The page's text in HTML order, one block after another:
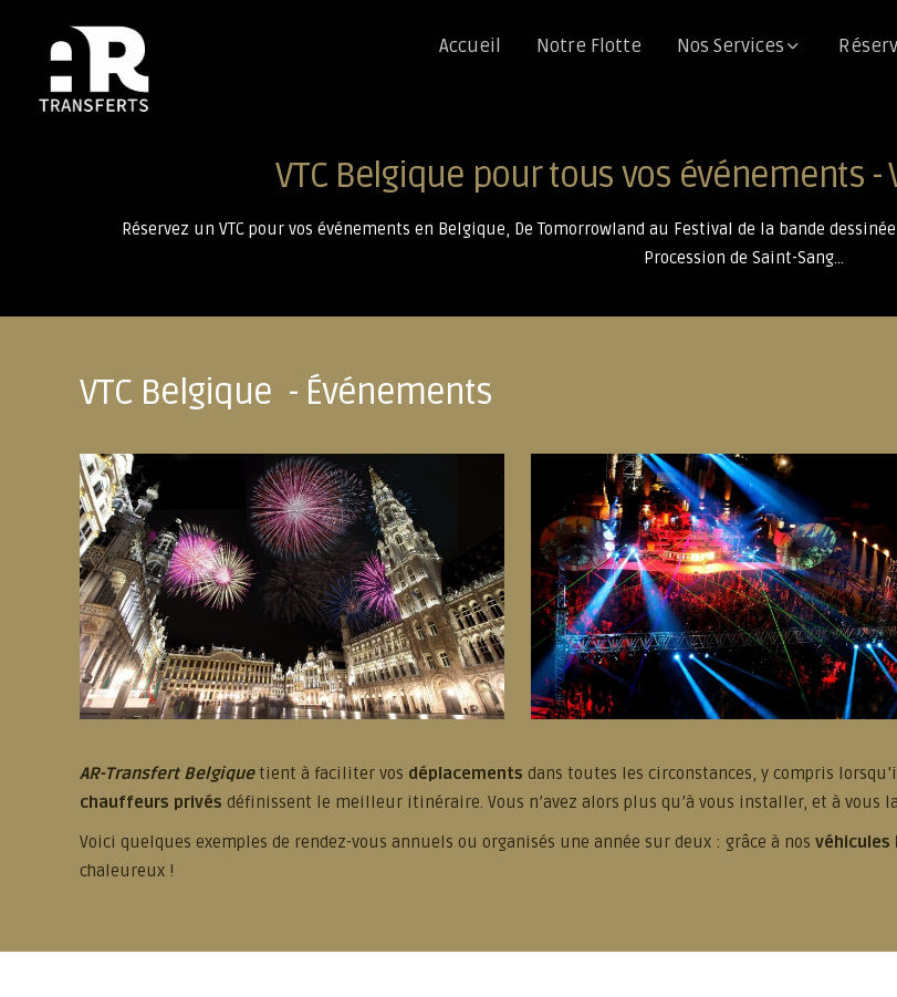
Accueil Notre Flotte Nos Services
VTC Belgique pour tous vos événements
Réservez un VTC pour vos événements en Belgique, De Tomorrowland au Festival de la bande
Procession de Saint-Sang...
VTC Belgique - Événements
AR-Transfert Belgique tient à faciliter vos déplacements dans toutes les circonstances, y compris
chauffeurs privés définissent le meilleur itinéraire. Vous n’avez alors plus qu’à vous installer, et à vous
Voici quelques exemples de rendez-vous annuels ou organisés une année sur deux : grâce à nos
chaleureux !